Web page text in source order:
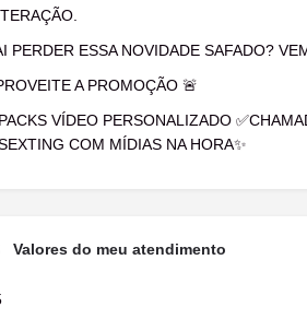
PERDER ESSA NOVIDADE SAFADO?
A PROMOÇÃO 🚨
VÍDEO PERSONALIZADO
COM MÍDIAS NA HORA✨
Valores do meu atendimento